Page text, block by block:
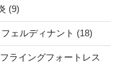
(9)
ェルディナント (18)
イングフォートレス